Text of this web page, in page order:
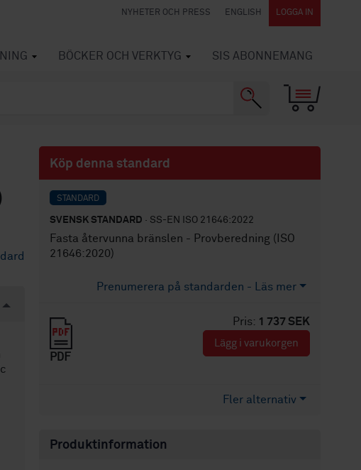
NYHETER OCH PRESS ENGLISH LOGGA IN
BÖCKER OCH VERKTYG SIS ABONNEMANG
Köp denna standard
STANDARD
SVENSK STANDARD · SS-EN ISO 21646:2022
Fasta återvunna bränslen - Provberedning (ISO
21646:2020)
Prenumerera på standarden - Läs mer
Pris: 1 737 SEK
PDF
Lägg i varukorgen
Fler alternativ
Produktinformation